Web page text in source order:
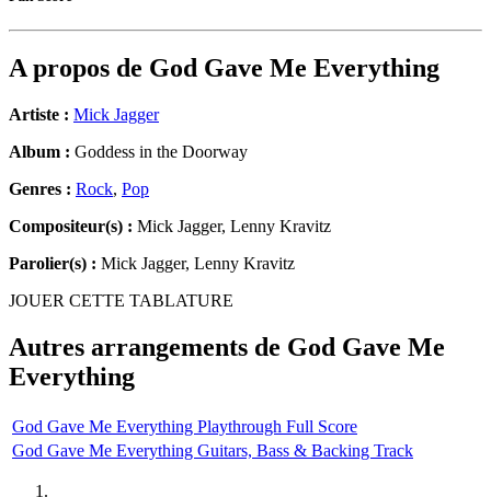
A propos de God Gave Me Everything
Artiste : Mick Jagger
Album : Goddess in the Doorway
Genres : Rock, Pop
Compositeur(s) : Mick Jagger, Lenny Kravitz
Parolier(s) : Mick Jagger, Lenny Kravitz
JOUER CETTE TABLATURE
Autres arrangements de God Gave Me
Everything
God Gave Me Everything Playthrough Full Score
God Gave Me Everything Guitars, Bass & Backing Track